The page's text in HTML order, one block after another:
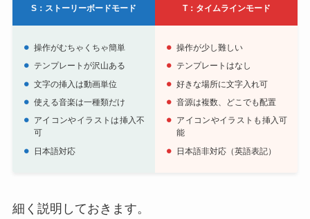
S：ストーリーボードモード T： タイムラインモード
操作がむちゃくちゃ簡単
テンプレートが沢山ある
文字の挿入は動画単位
使える音楽は一種類だけ
アイコンやイラストは挿入不
可
日本語対応
操作が少し難しい
テンプレートはなし
好きな場所に文字入れ可
音源は複数、どこでも配置
アイコンやイラストも挿入可
能
日本語非対応（英語表記）
細く説明しておきます。